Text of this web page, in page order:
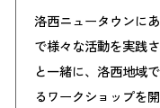
洛西ニュータウンに
で様々な活動を実践
と一緒に、洛西地域
るワークショップを